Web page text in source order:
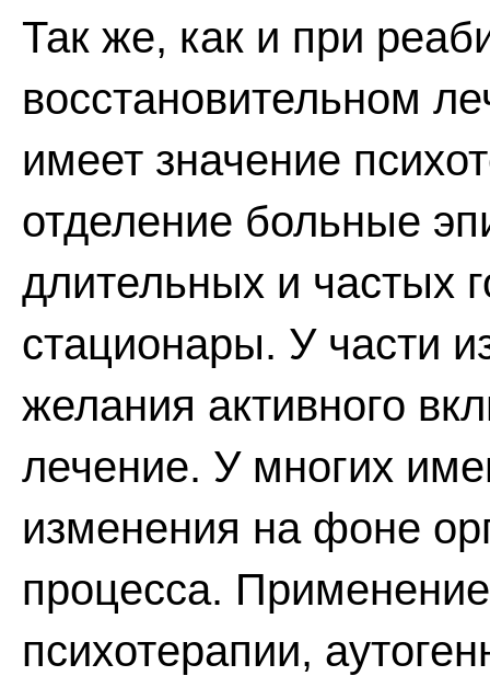
Так же, как и при
восстановительном
имеет значение
отделение больные
длительных и частых
стационары. У части
желания активного
лечение. У многих
изменения на фоне
процесса.
психотерапии,